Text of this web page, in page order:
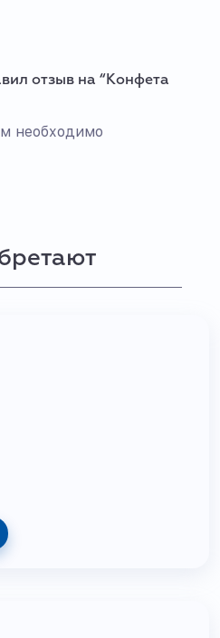
отзыв на “Конфета
необходимо